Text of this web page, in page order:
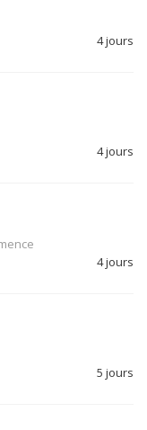
4 jours
4 jours
4 jours
5 jours